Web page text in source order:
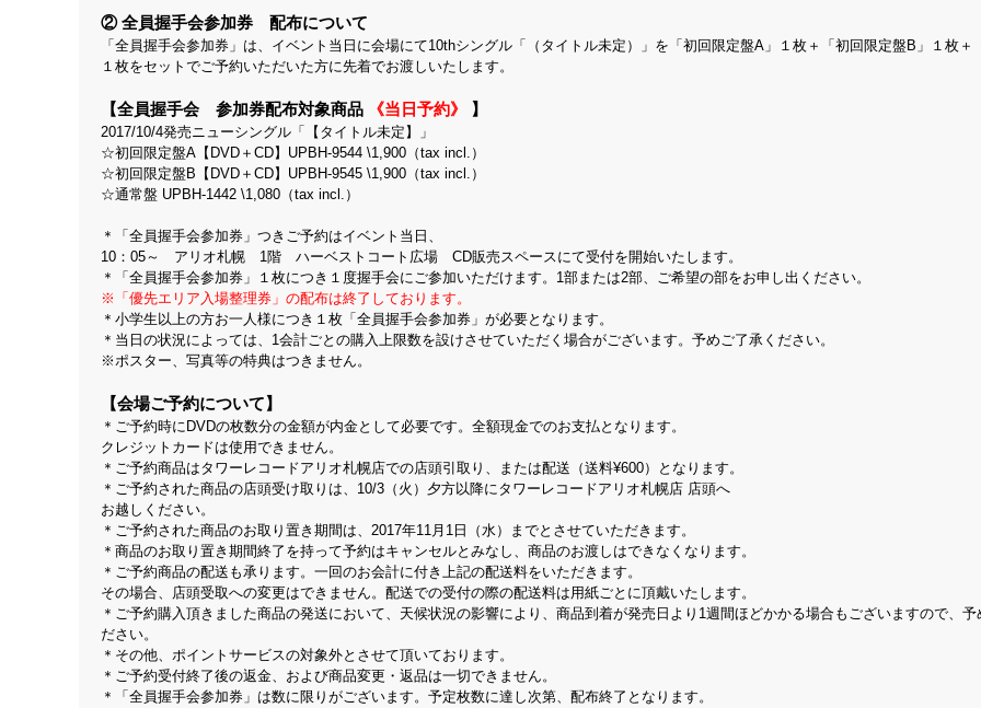
② 全員握手会参加券 配布について
「全員握手会参加券」は、イベント当日に会場にて10thシングル「（タイトル未定）」を「初回限定盤A」１枚＋「初回限定盤B」１枚＋
１枚をセットでご予約いただいた方に先着でお渡しいたします。
【全員握手会 参加券配布対象商品 《当日予約》 】
2017/10/4発売ニューシングル「【タイトル未定】」
☆初回限定盤A【DVD＋CD】UPBH-9544 \1,900（tax incl.）
☆初回限定盤B【DVD＋CD】UPBH-9545 \1,900（tax incl.）
☆通常盤 UPBH-1442 \1,080（tax incl.）
＊「全員握手会参加券」つきご予約はイベント当日、
10：05～ アリオ札幌 1階 ハーベストコート広場 CD販売スペースにて受付を開始いたします。
＊「全員握手会参加券」１枚につき１度握手会にご参加いただけます。1部または2部、ご希望の部をお申し出ください。
※「優先エリア入場整理券」の配布は終了しております。
＊小学生以上の方お一人様につき１枚「全員握手会参加券」が必要となります。
＊当日の状況によっては、1会計ごとの購入上限数を設けさせていただく場合がございます。予めご了承ください。
※ポスター、写真等の特典はつきません。
【会場ご予約について】
＊ご予約時にDVDの枚数分の金額が内金として必要です。全額現金でのお支払となります。
クレジットカードは使用できません。
＊ご予約商品はタワーレコードアリオ札幌店での店頭引取り、または配送（送料¥600）となります。
＊ご予約された商品の店頭受け取りは、10/3（火）夕方以降にタワーレコードアリオ札幌店 店頭へ
お越しください。
＊ご予約された商品のお取り置き期間は、2017年11月1日（水）までとさせていただきます。
＊商品のお取り置き期間終了を持って予約はキャンセルとみなし、商品のお渡しはできなくなります。
＊ご予約商品の配送も承ります。一回のお会計に付き上記の配送料をいただきます。
その場合、店頭受取への変更はできません。配送での受付の際の配送料は用紙ごとに頂戴いたします。
＊ご予約購入頂きました商品の発送において、天候状況の影響により、商品到着が発売日より1週間ほどかかる場合もございますので、予
ださい。
＊その他、ポイントサービスの対象外とさせて頂いております。
＊ご予約受付終了後の返金、および商品変更・返品は一切できません。
＊「全員握手会参加券」は数に限りがございます。予定枚数に達し次第、配布終了となります。